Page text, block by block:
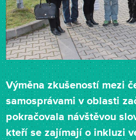
Výměna zkušeností mezi
samosprávami v oblasti
pokračovala návštěvou
kteří se zajímají o inkluzi